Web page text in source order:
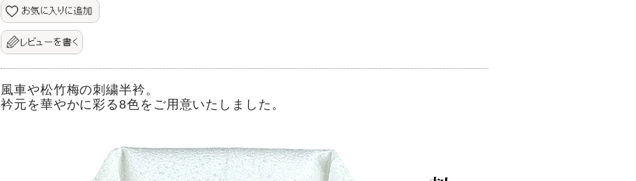
風車や松竹梅の刺繍半衿。
衿元を華やかに彩る8色をご用意いたしました。